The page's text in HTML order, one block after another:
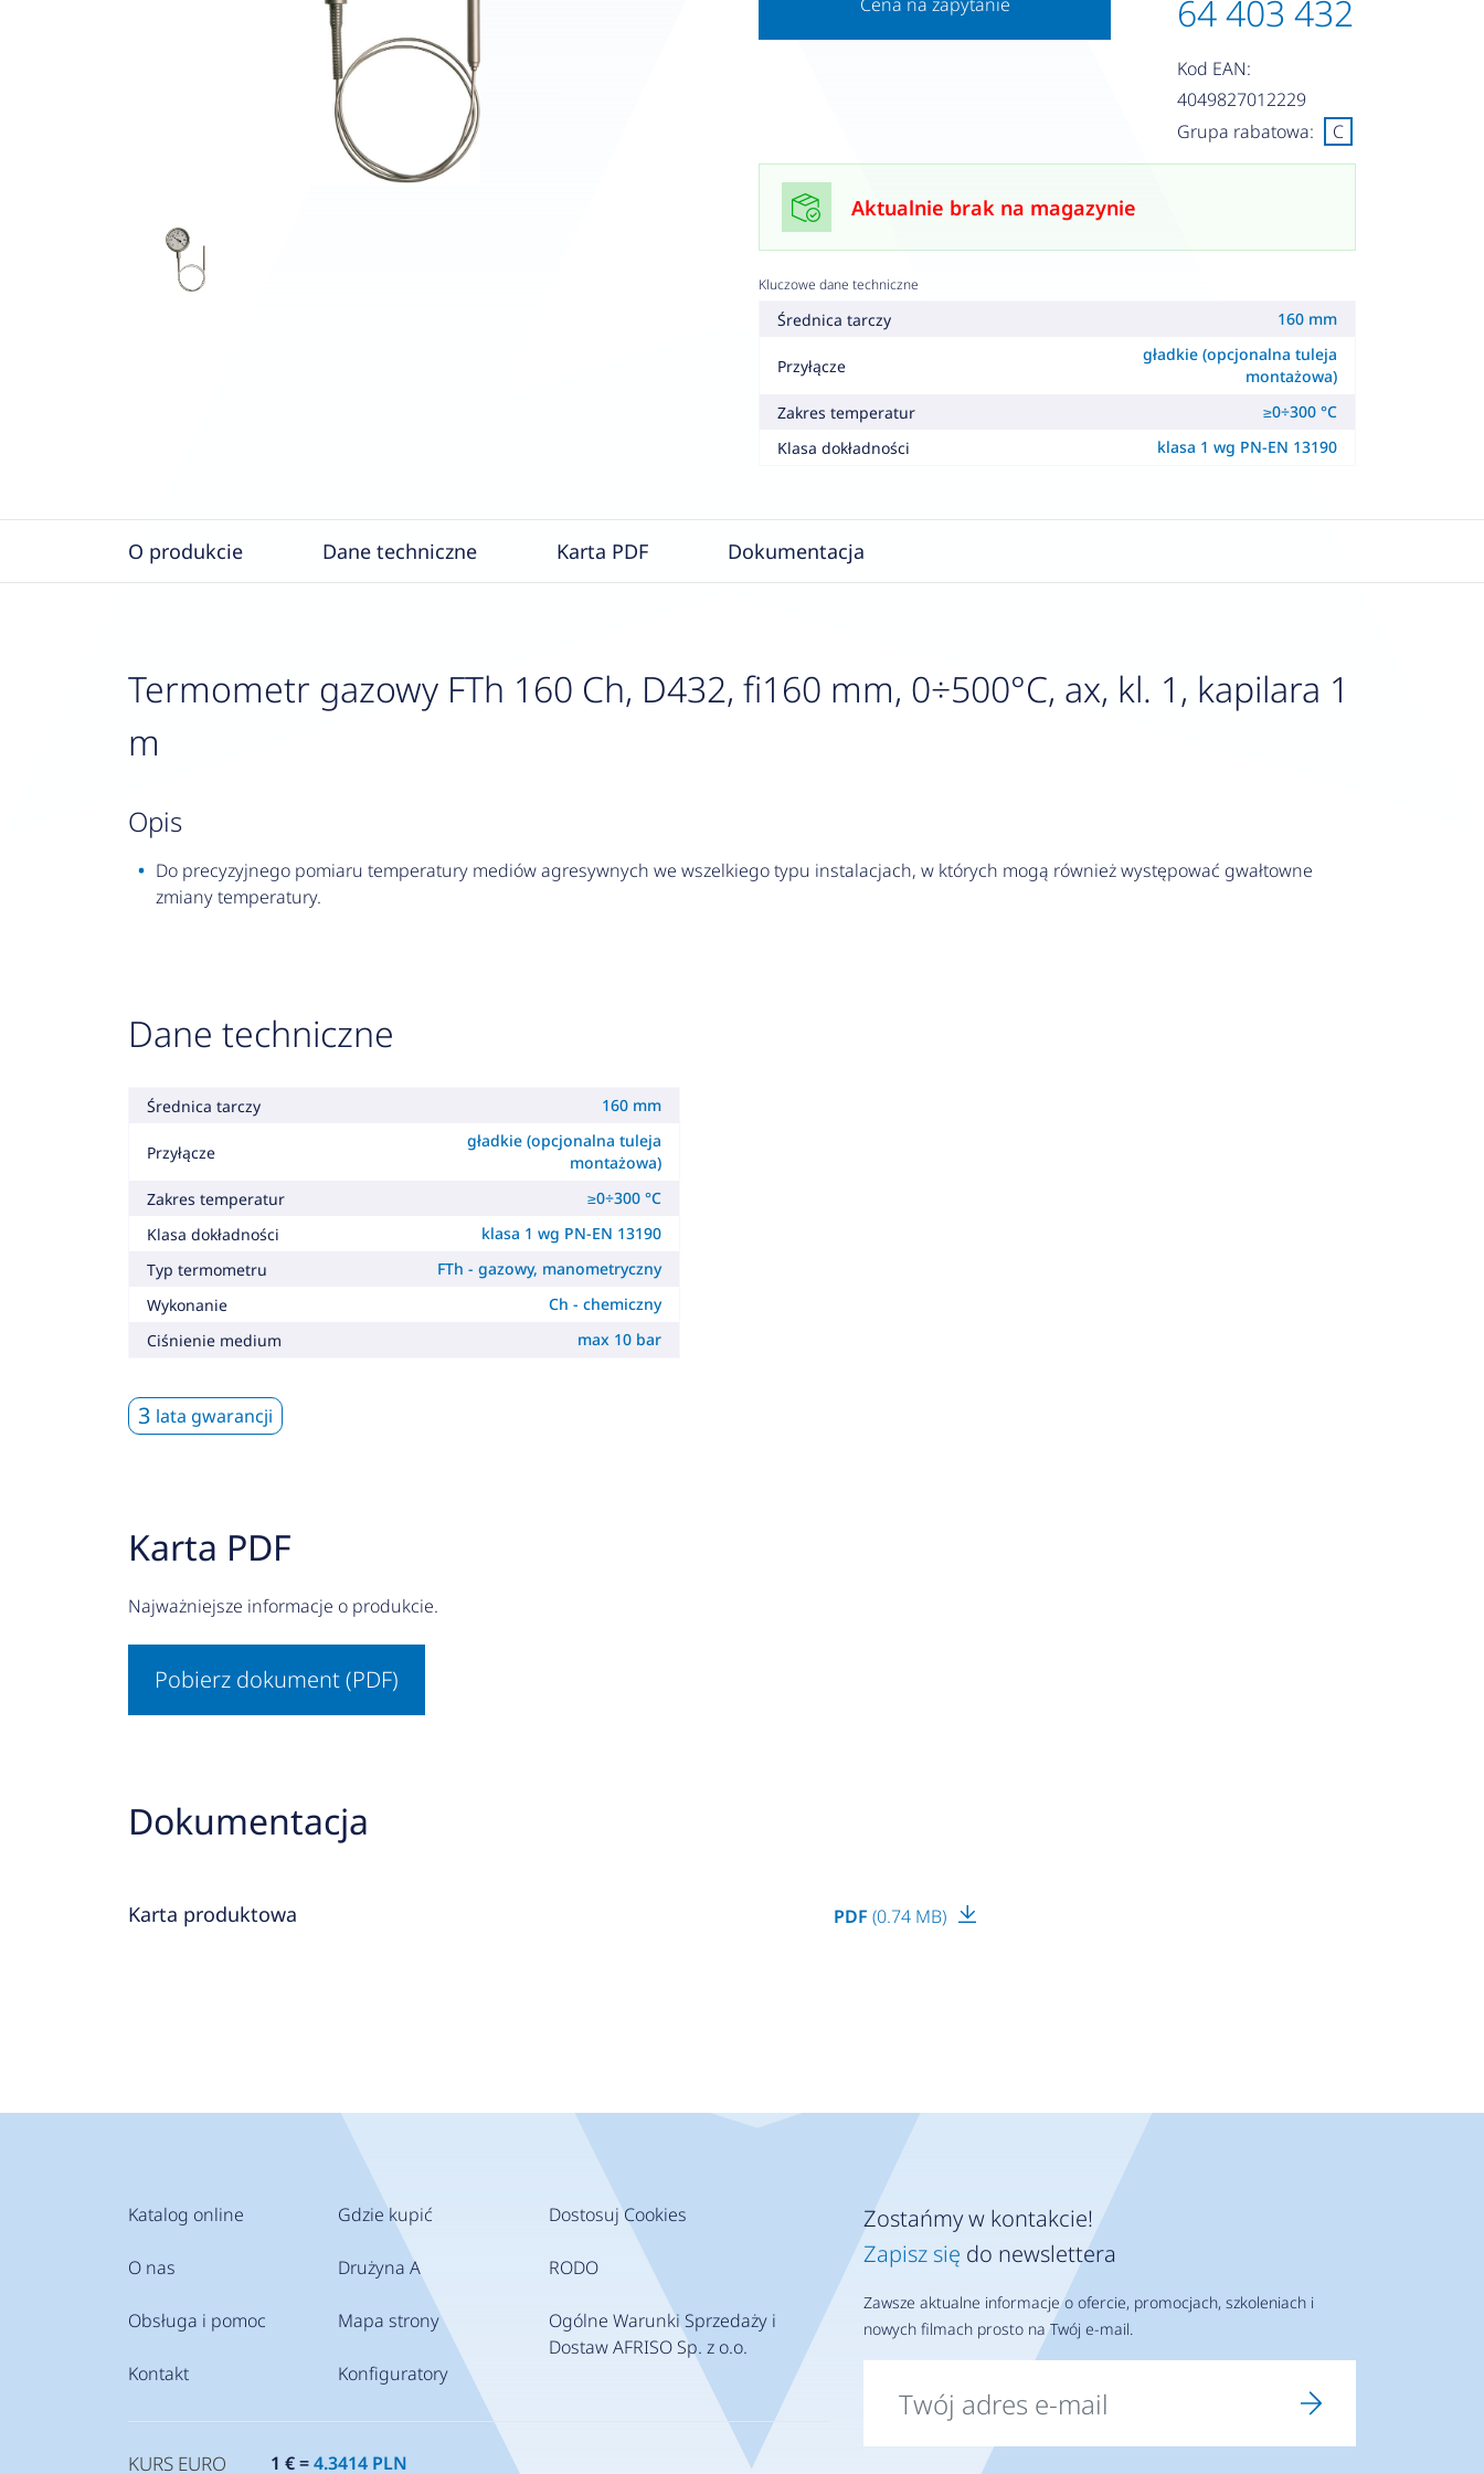
64 403 432
Kod EAN:
4049827012229
Grupa rabatowa:
C
Aktualnie brak na magazynie
Kluczowe dane techniczne
Średnica tarczy 160 mm
Przyłącze
gładkie (opcjonalna tuleja
montażowa)
Zakres temperatur
≥0÷300 °C
Klasa dokładności
klasa 1 wg PN-EN 13190
O produkcie Dane techniczne Karta PDF Dokumentacja
Termometr gazowy FTh 160 Ch, D432, fi160 mm, 0÷500°C, ax, kl. 1, kapilara 1
m
opis
Do precyzyjnego pomiaru temperatury mediów agresywnych we wszelkiego typu instalacjach, w których mogą również występować gwałtowne
zmiany temperatury.
Dane techniczne
Średnica tarczy 160 mm
Przyłącze
gładkie (opcjonalna tuleja
montażowa)
Zakres temperatur
≥0÷300 °C
Klasa dokładności
klasa 1 wg PN-EN 13190
Typ termometru
FTh - gazowy, manometryczny
Wykonanie
Ch - chemiczny
Ciśnienie medium
max 10 bar
3 lata gwarancji
Karta PDF
Najważniejsze informacje o produkcie.
Pobierz dokument (PDF)
Dokumentacja
Karta produktowa PDF (0.74 MB)
Katalog online
O nas
Obsługa i pomoc
Kontakt
Gdzie kupić
Drużyna A
Mapa strony
Konfiguratory
Dostosuj Cookies
RODO
Ogólne Warunki Sprzedaży i
Dostaw AFRISO Sp. z o.o.
Zostańmy w kontakcie!
Zapisz się do newslettera
Zawsze aktualne informacje o ofercie, promocjach, szkoleniach i
nowych filmach prosto na Twój e-mail.
KURS EURO 1 € =4.3414 PLN